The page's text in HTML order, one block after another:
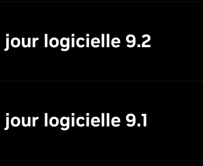
jour logicielle 9.2
logicielle 9.1